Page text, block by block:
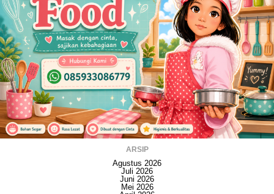
ARSIP
Agustus 2026
Juli 2026
Juni 2026
Mei 2026